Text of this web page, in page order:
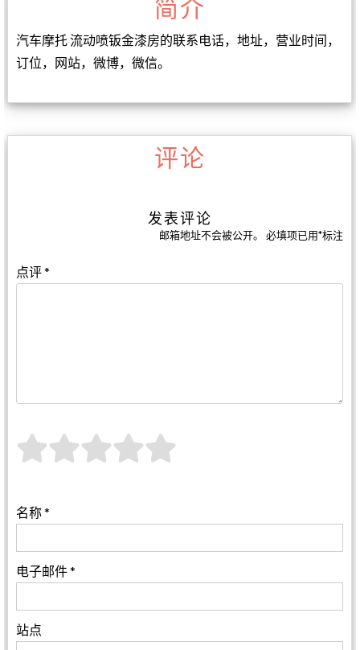
简介
汽车摩托 流动喷钣金漆房的联系电话，地址，营业时间，
订位，网站，微博，微信。
评论
发表评论
邮箱地址不会被公开。 必填项已用*标注
点评*
名称*
电子邮件*
站点